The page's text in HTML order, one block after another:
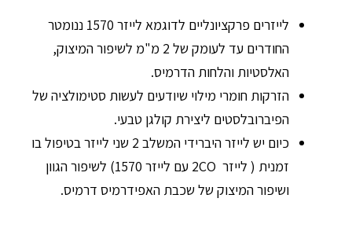
לייזרים פרקציונליים לדוגמא לייזר 1570 ננומטר
החודרים עד לעומק של 2 מ"מ לשיפור המיצוק,
האלסטיות והלחות הדרמיס.
הזרקות חומרי מילוי שיודעים לעשות סטימולציה של
הפיברובלסטים ליצירת קולגן טבעי.
כיום יש לייזר היברידי המשלב 2 שני לייזר בטיפול בו
זמנית ( לייזר 2CO עם לייזר 1570) לשיפור הגוון
ושיפור המיצוק של שכבת האפידרמיס דרמיס.